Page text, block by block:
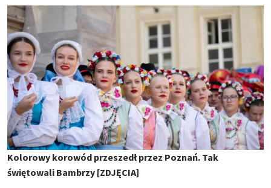
Kolorowy korowód przeszedł przez Poznań. Tak
świętowali Bambrzy [ZDJĘCIA]